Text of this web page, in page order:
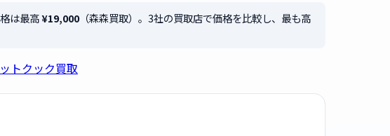
は最高¥19,000（森森買取）。3社の買取店で価格を比較し、最も高
トクック買取